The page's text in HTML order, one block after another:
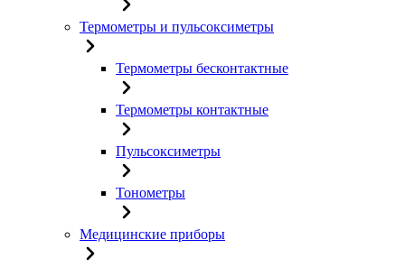
Термометры и пульсоксиметры
Термометры бесконтактные
Термометры контактные
Пульсоксиметры
Тонометры
Медицинские приборы